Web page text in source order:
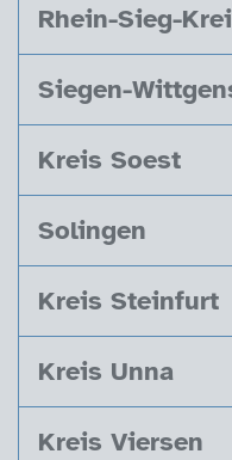
Rhein-Sieg-
Siegen-
Kreis Soest
Solingen
Kreis Steinfurt
Kreis Unna
Kreis Viersen